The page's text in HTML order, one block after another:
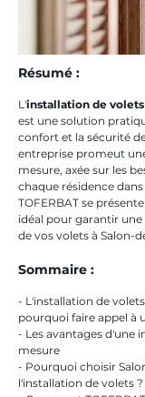
Résumé :
L'installation de
est une solution
confort et la sécurité
entreprise promeut
mesure, axée sur les
chaque résidence
TOFERBAT se
idéal pour garantir
de vos volets à Salon-
Sommaire :
- L'installation de
pourquoi faire appel à
- Les avantages d'une
mesure
- Pourquoi choisir
l'installation de volets ?